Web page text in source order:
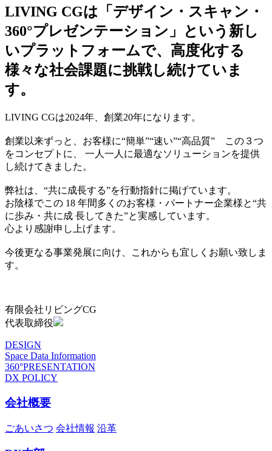
LIVING CGは「デザイン・スキャン・
360°プレゼンテーション」という新し
いプラットフォームで、高度化する
様々な社会課題に挑戦し続けていま
す。
LIVING CGは2024年、創業20年になります。
創業以来ずっと、お客様に“簡単”“速い”“高品質” この３つ
をコンセプトに、 一人一人に最適なソリューションを提供
し続けてきました。
弊社は、“共に成長する”を行動指針に掲げています。
お陰様でこの 18 年間多くのお客様・パートナー企業様と“共
に歩み・共に成 長してきた”と実感しています。
心より感謝申し上げます。
今後更なる事業発展に向け、これからも宜しくお願い致しま
す。
有限会社リビングCG
代表取締役
DESIGN
Space Data Information
360°PRESENTATION
DX POLICY
会社概要
ごあいさつ 会社情報 沿革